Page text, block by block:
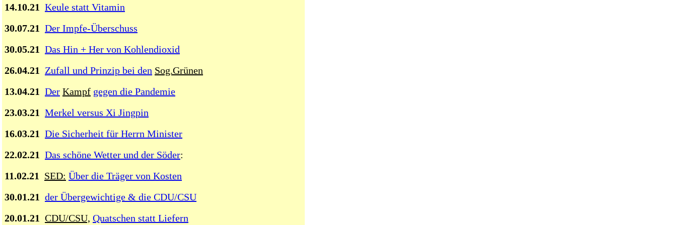
14.10.21 Keule statt Vitamin
30.07.21 Der Impfe-Überschuss
30.05.21 Das Hin + Her von Kohlendioxid
26.04.21 Zufall und Prinzip bei den Sog.Grünen
13.04.21 Der Kampf gegen die Pandemie
23.03.21 Merkel versus Xi Jingpin
16.03.21 Die Sicherheit für Herrn Minister
22.02.21 Das schöne Wetter und der Söder:
11.02.21 SED: Über die Träger von Kosten
30.01.21 der Übergewichtige & die CDU/CSU
20.01.21 CDU/CSU, Quatschen statt Liefern